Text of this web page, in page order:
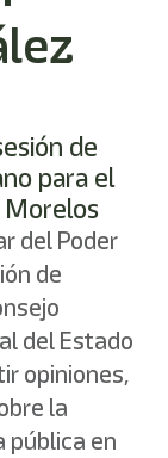
de
para el
Morelos
del Poder
de
del Estado
opiniones,
la
pública en